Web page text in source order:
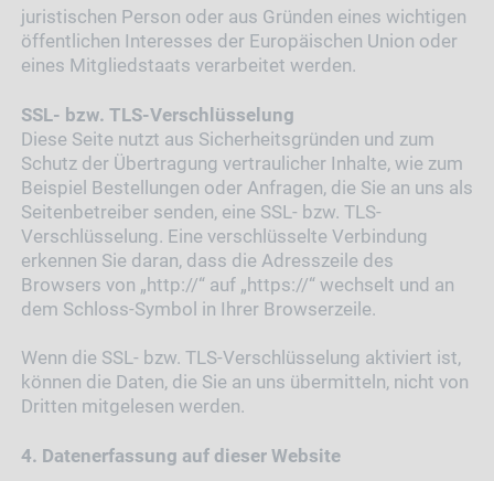
juristischen Person oder aus Gründen eines wichtigen
öffentlichen Interesses der Europäischen Union oder
eines Mitgliedstaats verarbeitet werden.
SSL- bzw. TLS-Verschlüsselung
Diese Seite nutzt aus Sicherheitsgründen und zum
Schutz der Übertragung vertraulicher Inhalte, wie zum
Beispiel Bestellungen oder Anfragen, die Sie an uns als
Seitenbetreiber senden, eine SSL- bzw. TLS-
Verschlüsselung. Eine verschlüsselte Verbindung
erkennen Sie daran, dass die Adresszeile des
Browsers von „http://“ auf „https://“ wechselt und an
dem Schloss-Symbol in Ihrer Browserzeile.
Wenn die SSL- bzw. TLS-Verschlüsselung aktiviert ist,
können die Daten, die Sie an uns übermitteln, nicht von
Dritten mitgelesen werden.
4. Datenerfassung auf dieser Website